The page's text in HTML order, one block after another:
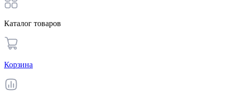
Каталог товаров
Корзина